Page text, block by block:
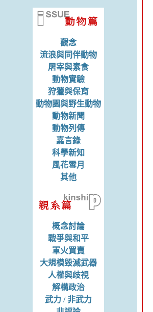
觀念
流浪與同伴動物
屠宰與素食
動物實驗
狩獵與保育
動物園與野生動物
動物新聞
動物列傳
嘉言錄
科學新知
風花雪月
其他
概念討論
戰爭與和平
軍火買賣
大規模毀滅武器
人權與歧視
解構政治
武力 / 非武力